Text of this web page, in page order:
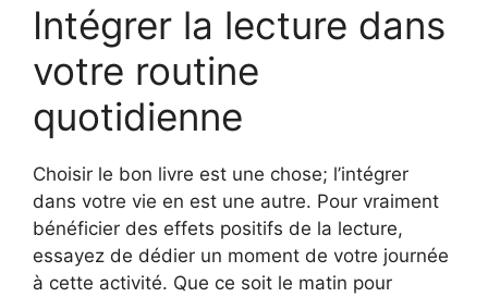
Intégrer la lecture dans
votre routine
quotidienne
Choisir le bon livre est une chose; l’intégrer
dans votre vie en est une autre. Pour vraiment
bénéficier des effets positifs de la lecture,
essayez de dédier un moment de votre journée
à cette activité. Que ce soit le matin pour